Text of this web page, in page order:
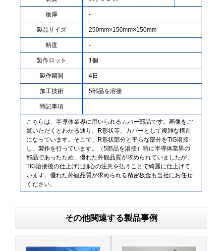
板厚 -
製品サイズ 250mm×150mm×150mm
精度 -
製作ロット 1個
製作期間 4日
加工技術 5部品を溶接
特記事項
こちらは、半導体業界に用いられるカバー部品です。画像をご
覧いただくとわかる通り、R形状等、カバーとして複雑な構造
になっています。そこで、R形状部分と平らな部分をTIG溶接
し、製作を行っています。（5部品を溶接）特に半導体業界の
部品であったため、優れた外観品質が求められていましたが、
TIG溶接後の仕上げに細心の注意を払うことで綺麗に仕上げて
います。優れた外観品質が求められる精密板金も当社にお任せ
ください。
その他関連する製品事例